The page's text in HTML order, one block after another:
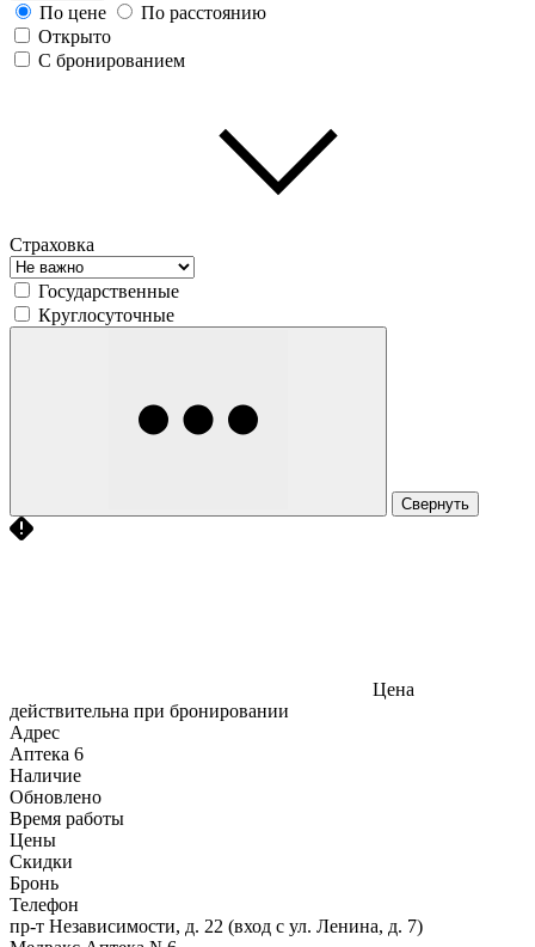
По цене
По расстоянию
Открыто
С бронированием
Страховка
Государственные
Круглосуточные
Свернуть
Цена
действительна при бронировании
Адрес
Аптека 6
Наличие
Обновлено
Время работы
Цены
Скидки
Бронь
Телефон
пр-т Независимости, д. 22 (вход с ул. Ленина, д. 7)